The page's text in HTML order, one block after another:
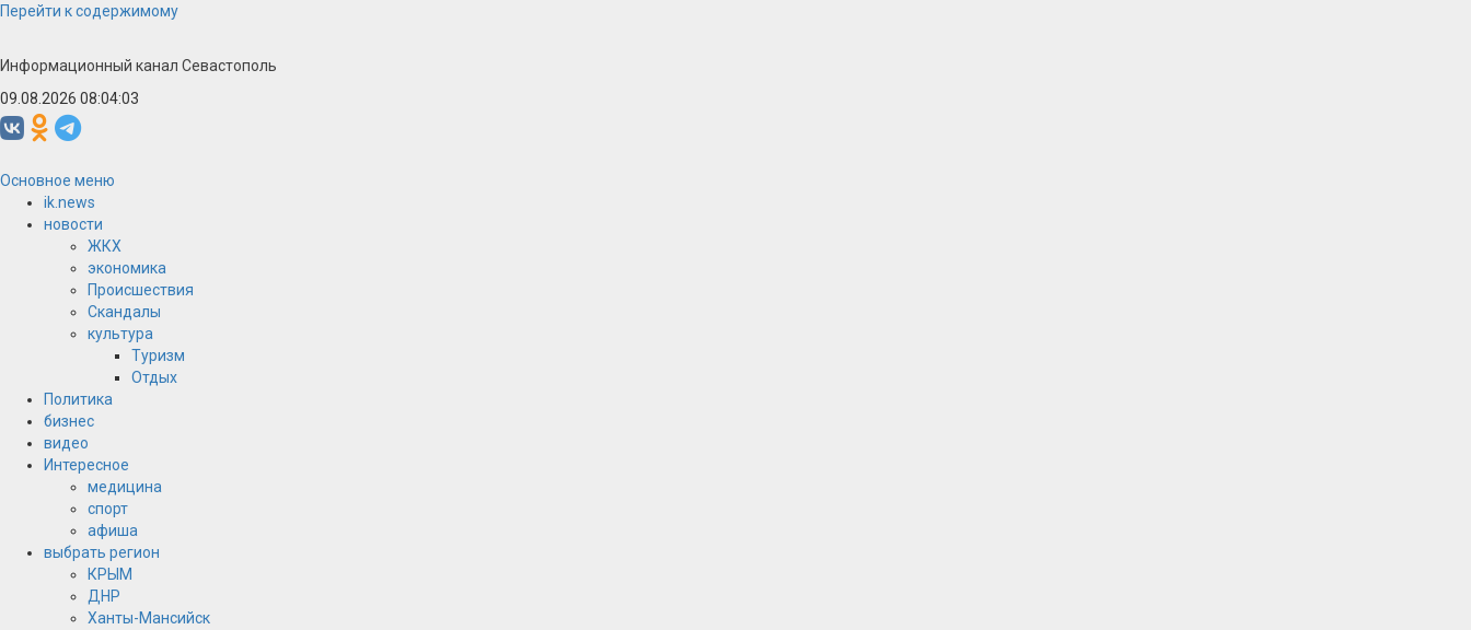
Перейти к содержимому
Информационный канал Севастополь
09.08.2026 08:04:03
Основное меню
ik.news
новости
ЖКХ
экономика
Происшествия
Скандалы
культура
Туризм
Отдых
Политика
бизнес
видео
Интересное
медицина
спорт
афиша
выбрать регион
КРЫМ
ДНР
Ханты-Мансийск